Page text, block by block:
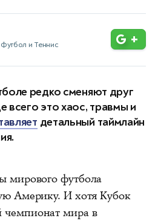
и Теннис +
редко сменяют друг
всего это хаос, травмы и
детальный таймлайн
мирового футбола
Америку. И хотя Кубок
мира в